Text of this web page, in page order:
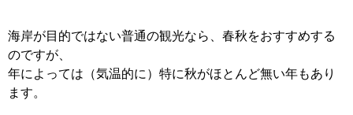
海岸が目的ではない普通の観光なら、春秋をおすすめする
のですが、
年によっては（気温的に）特に秋がほとんど無い年もあり
ます。